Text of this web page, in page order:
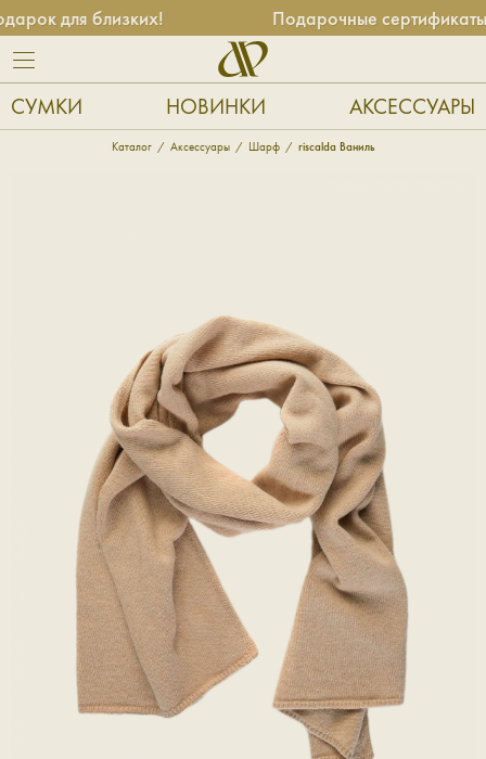
для близких! Подарочные
СУМКИ НОВИНКИ АКСЕССУАРЫ
Каталог Аксессуары Шарф riscalda Ваниль